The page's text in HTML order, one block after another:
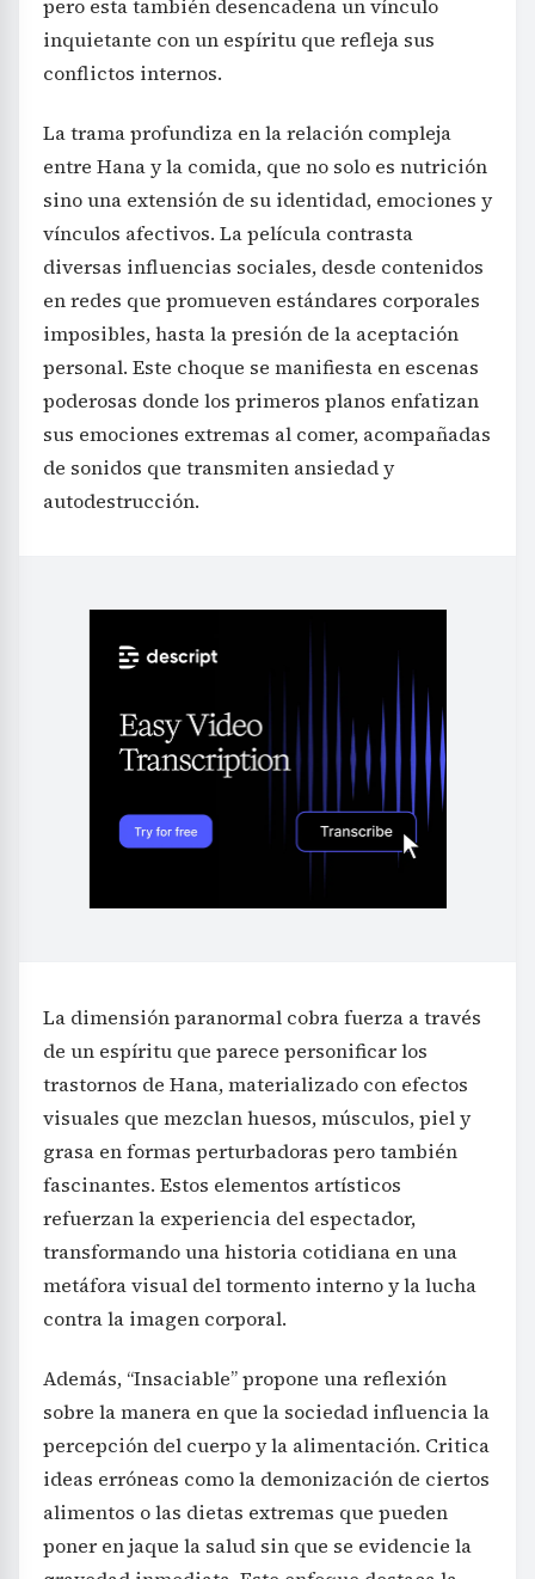
pero esta también desencadena un vínculo
inquietante con un espíritu que refleja sus
conflictos internos.
La trama profundiza en la relación compleja
entre Hana y la comida, que no solo es nutrición
sino una extensión de su identidad, emociones y
vínculos afectivos. La película contrasta
diversas influencias sociales, desde contenidos
en redes que promueven estándares corporales
imposibles, hasta la presión de la aceptación
personal. Este choque se manifiesta en escenas
poderosas donde los primeros planos enfatizan
sus emociones extremas al comer, acompañadas
de sonidos que transmiten ansiedad y
autodestrucción.
La dimensión paranormal cobra fuerza a través
de un espíritu que parece personificar los
trastornos de Hana, materializado con efectos
visuales que mezclan huesos, músculos, piel y
grasa en formas perturbadoras pero también
fascinantes. Estos elementos artísticos
refuerzan la experiencia del espectador,
transformando una historia cotidiana en una
metáfora visual del tormento interno y la lucha
contra la imagen corporal.
Además, “Insaciable” propone una reflexión
sobre la manera en que la sociedad influencia la
percepción del cuerpo y la alimentación. Critica
ideas erróneas como la demonización de ciertos
alimentos o las dietas extremas que pueden
poner en jaque la salud sin que se evidencie la